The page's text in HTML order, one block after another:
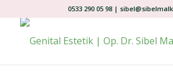
0533 290 05 98 |